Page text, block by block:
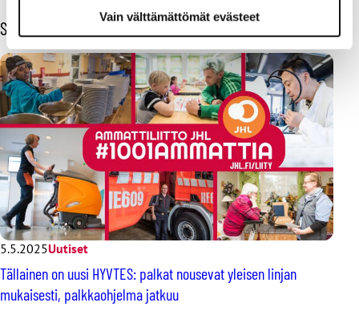
Vain välttämättömät evästeet
Sinua voisi kiinnostaa myös
5.5.2025Uutiset
Tällainen on uusi HYVTES: palkat nousevat yleisen linjan
mukaisesti, palkkaohjelma jatkuu